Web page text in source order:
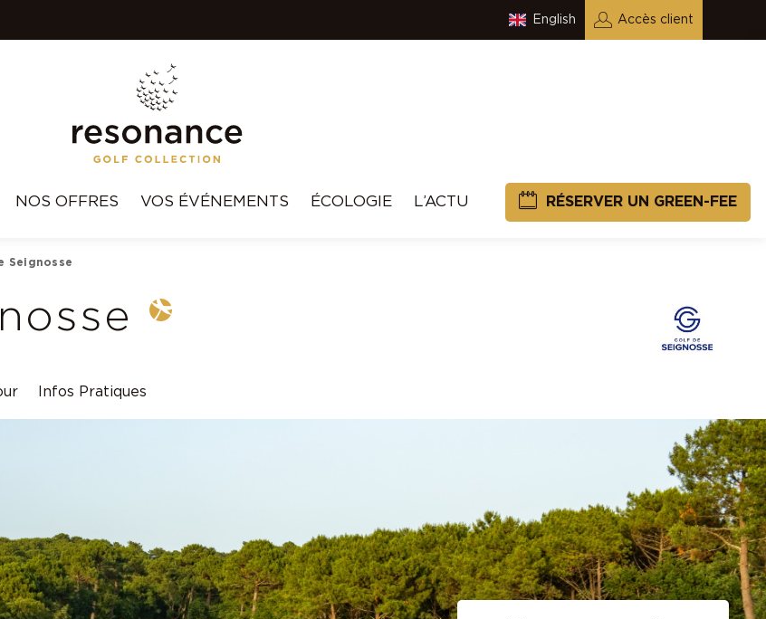
English Accès client
NOS OFFRES VOS ÉVÉNEMENTS ÉCOLOGIE L’ACTU RÉSERVER UN GREEN-FEE
Seignosse
Infos Pratiques